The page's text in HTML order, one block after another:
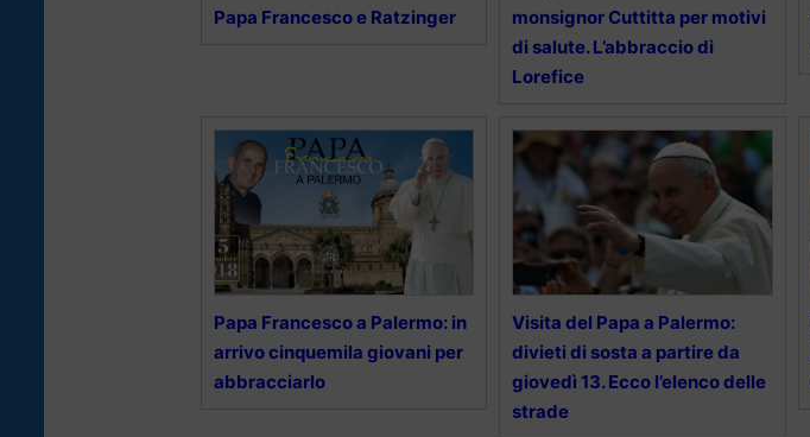
Papa Francesco e Ratzinger
monsignor Cuttitta per motivi
di salute. L’abbraccio di
Lorefice
Papa Francesco a Palermo: in
arrivo cinquemila giovani per
abbracciarlo
Visita del Papa a Palermo:
divieti di sosta a partire da
giovedì 13. Ecco l’elenco delle
strade